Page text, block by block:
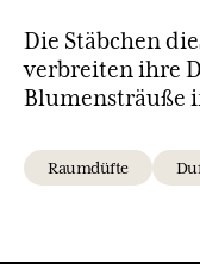
Die Stäbchen
verbreiten ihre
Blumensträuße
Raumdüfte